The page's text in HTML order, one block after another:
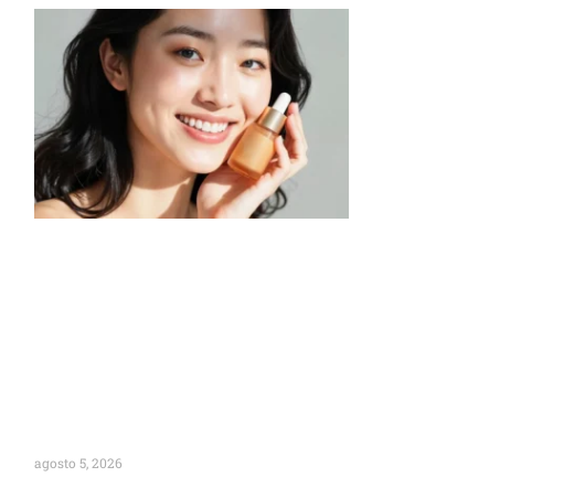
agosto 5, 2026